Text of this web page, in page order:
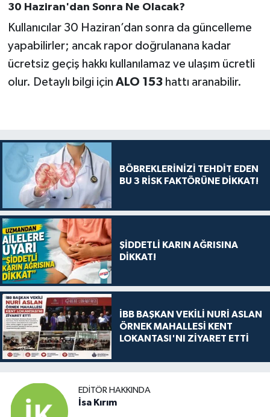
30 Haziran'dan Sonra Ne Olacak?
Kullanıcılar 30 Haziran’dan sonra da güncelleme
yapabilirler; ancak rapor doğrulanana kadar
ücretsiz geçiş hakkı kullanılamaz ve ulaşım ücretli
olur. Detaylı bilgi için ALO 153hattı aranabilir.
BÖBREKLERİNİZİ TEHDİT EDEN
BU 3 RİSK FAKTÖRÜNE DİKKAT!
ŞİDDETLİ KARIN AĞRISINA
DİKKAT!
İBB BAŞKAN VEKİLİ NURİ ASLAN
ÖRNEK MAHALLESİ KENT
LOKANTASI'NI ZİYARET ETTİ
EDITÖR HAKKINDA
İsa Kırım